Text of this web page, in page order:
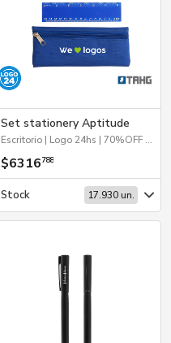
Set stationery Aptitude
Escritorio | Logo 24hs | 70%OFF Hogar y Tiempo Libre | 2026 Día de la Niñez | Escritura
$6316788
Stock 17.930 un.